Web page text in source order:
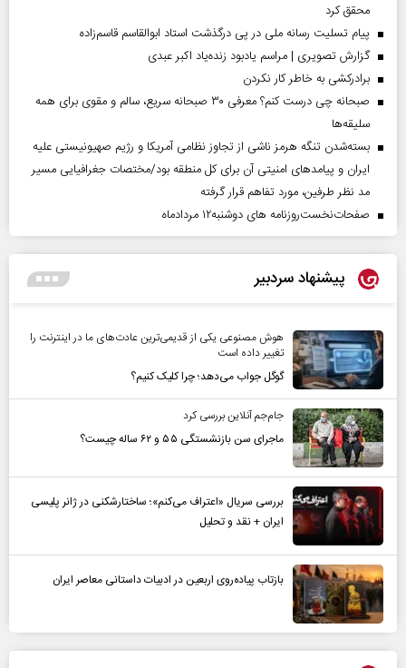
محقق کرد
پیام تسلیت رسانه ملی در پی درگذشت استاد ابوالقاسم قاسم‌زاده
گزارش تصویری | مراسم یادبود زنده‌یاد اکبر عبدی
برادرکشی به خاطر کار نکردن
صبحانه چی درست کنم؟ معرفی ۳۰ صبحانه سریع، سالم و مقوی برای همه
سلیقه‌ها
بسته‌شدن تنگه هرمز ناشی از تجاوز نظامی آمریکا و رژیم صهیونیستی علیه
ایران و پیامد‌های امنیتی آن برای کل منطقه بود/مختصات جغرافیایی مسیر
مد نظر طرفین، مورد تفاهم قرار گرفته
صفحات‌نخست‌روزنامه ها‌ی دوشنبه‌۱۲ مردادماه
پیشنهاد سردبیر
هوش مصنوعی یکی از قدیمی‌ترین عادت‌های ما در اینترنت را
تغییر داده است
گوگل جواب می‌دهد؛ چرا کلیک کنیم؟
جام‌جم آنلاین بررسی کرد
ماجرای سن بازنشستگی ۵۵ و ۶۲ ساله چیست؟
بررسی سریال «اعتراف می‌کنم»؛ ساختارشکنی در ژانر پلیسی
ایران + نقد و تحلیل
بازتاب پیاده‌روی اربعین در ادبیات داستانی معاصر ایران